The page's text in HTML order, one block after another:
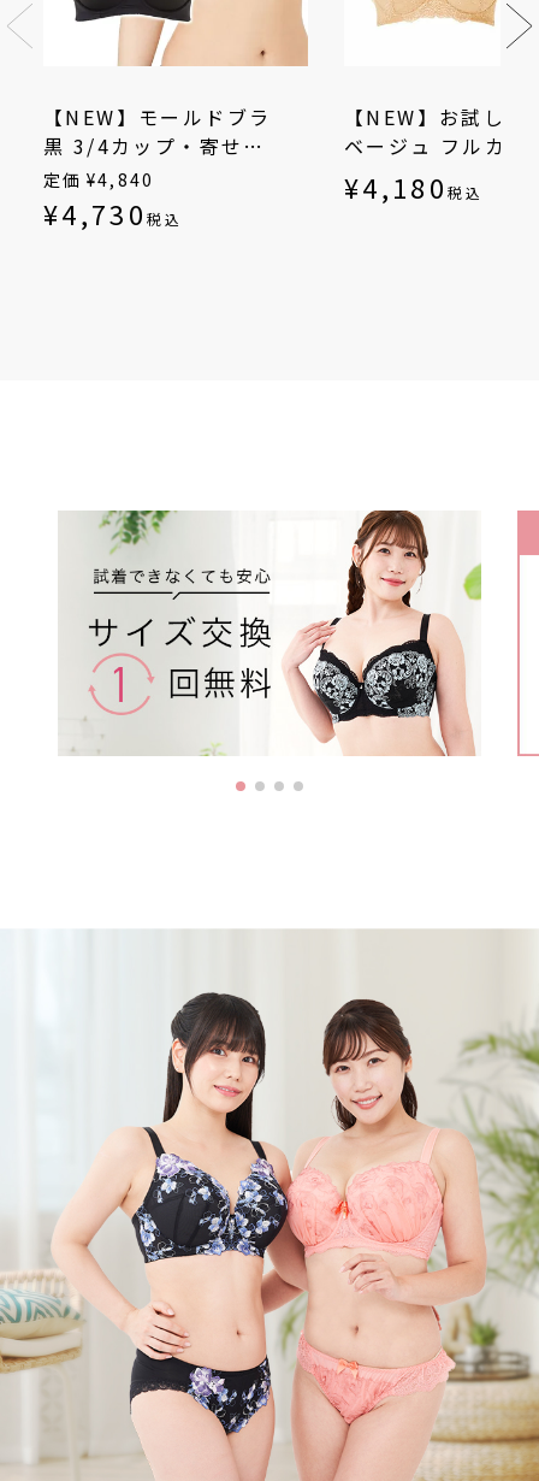
【NEW】モールドブラ
黒 3/4カップ・寄せ上
げ（SP-552）
定価 ¥4,840
¥4,730 税込
【NEW】お試しブ
ベージュ フルカッ
（SP-542）
¥4,180 税込